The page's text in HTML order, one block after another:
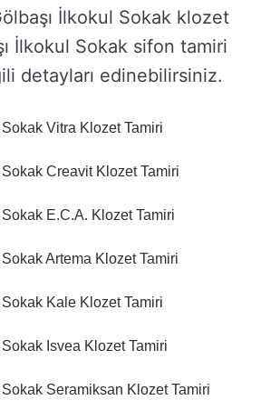
İlkokul Sokak klozet
İlkokul Sokak sifon tamiri
detayları edinebilirsiniz.
Vitra Klozet Tamiri
Creavit Klozet Tamiri
E.C.A. Klozet Tamiri
Artema Klozet Tamiri
Kale Klozet Tamiri
Isvea Klozet Tamiri
Seramiksan Klozet Tamiri